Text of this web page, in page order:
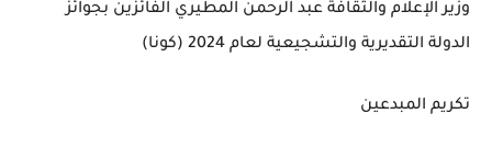
وزير الإعلام والثقافة عبد الرحمن المطيري الفائزين بجوائز
الدولة التقديرية والتشجيعية لعام 2024 (كونا)
تكريم المبدعين